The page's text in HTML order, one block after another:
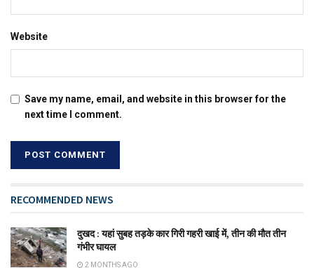
Website
Save my name, email, and website in this browser for the
next time I comment.
RECOMMENDED NEWS
दुखद : यहां सुबह तड़के कार गिरी गहरी खाई में, तीन की मौत तीन
गंभीर घायल
2 MONTHS AGO